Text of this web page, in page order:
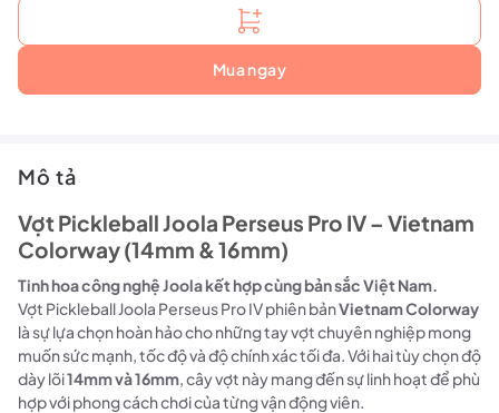
Mua ngay
Mô tả
Vợt Pickleball Joola Perseus Pro IV – Vietnam
Colorway (14mm & 16mm)
Tinh hoa công nghệ Joola kết hợp cùng bản sắc Việt Nam.
Vợt Pickleball Joola Perseus Pro IV phiên bảnVietnam Colorway
là sự lựa chọn hoàn hảo cho những tay vợt chuyên nghiệp mong
muốn sức mạnh, tốc độ và độ chính xác tối đa. Với hai tùy chọn độ
dày lõi14mm và 16mm , cây vợt này mang đến sự linh hoạt để phù
hợp với phong cách chơi của từng vận động viên.